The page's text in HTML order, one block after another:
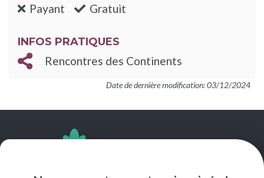
Payant :non Gratuit
INFOS PRATIQUES
Rencontres des Continents
Date de dernière modification: 03/12/2024